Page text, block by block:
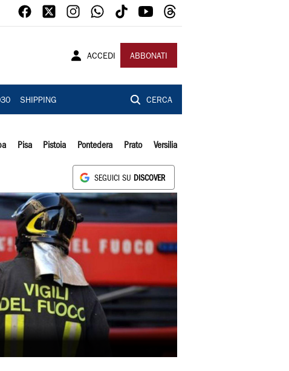
ACCEDI ABBONATI
SHIPPING CERCA
Pisa Pistoia Pontedera Prato Versilia
SEGUICI SU DISCOVER